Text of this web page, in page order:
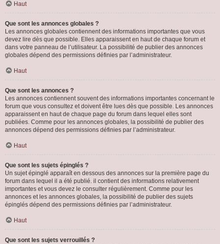
Haut
Que sont les annonces globales ?
Les annonces globales contiennent des informations importantes que vous
devez lire dès que possible. Elles apparaissent en haut de chaque forum et
dans votre panneau de l’utilisateur. La possibilité de publier des annonces
globales dépend des permissions définies par l’administrateur.
Haut
Que sont les annonces ?
Les annonces contiennent souvent des informations importantes concernant le
forum que vous consultez et doivent être lues dès que possible. Les annonces
apparaissent en haut de chaque page du forum dans lequel elles sont
publiées. Comme pour les annonces globales, la possibilité de publier des
annonces dépend des permissions définies par l’administrateur.
Haut
Que sont les sujets épinglés ?
Un sujet épinglé apparaît en dessous des annonces sur la première page du
forum dans lequel il a été publié. il contient des informations relativement
importantes et vous devez le consulter régulièrement. Comme pour les
annonces et les annonces globales, la possibilité de publier des sujets
épinglés dépend des permissions définies par l’administrateur.
Haut
Que sont les sujets verrouillés ?